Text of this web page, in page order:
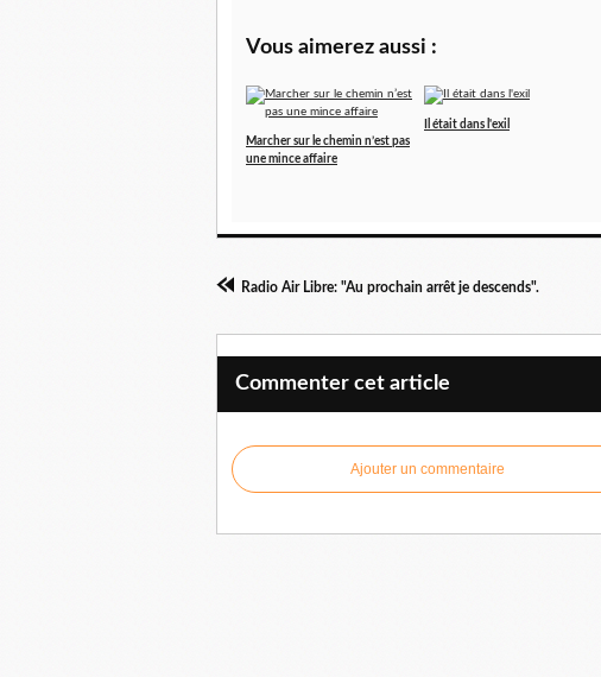
Vous aimerez aussi :
Marcher sur le chemin n’est pas
une mince affaire
Il était dans l'exil
Radio Air Libre: "Au prochain arrêt je descends".
Commenter cet article
Ajouter un commentaire